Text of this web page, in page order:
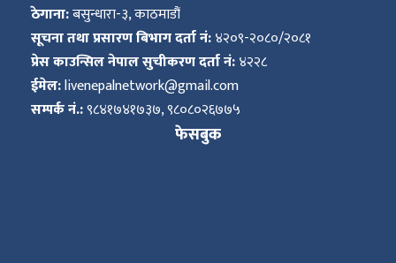
ठेगाना:बसुन्धारा-३, काठमाडौं
सूचना तथा प्रसारण बिभाग दर्ता नं:४२०९-२०८०/२०८१
प्रेस काउन्सिल नेपाल सुचीकरण दर्ता नं:४२२८
ईमेल:livenepalnetwork@gmail.com
सम्पर्क नं.:९८४१७४१७३७, ९८०८०२६७७५
फेसबुक